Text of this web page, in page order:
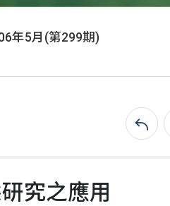
年5月(第299期)
回上
究之應用